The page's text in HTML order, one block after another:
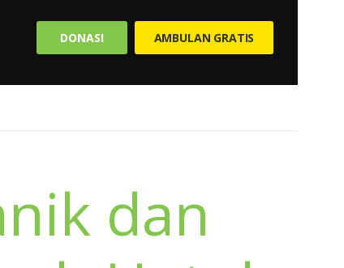
DONASI AMBULAN GRATIS
dan